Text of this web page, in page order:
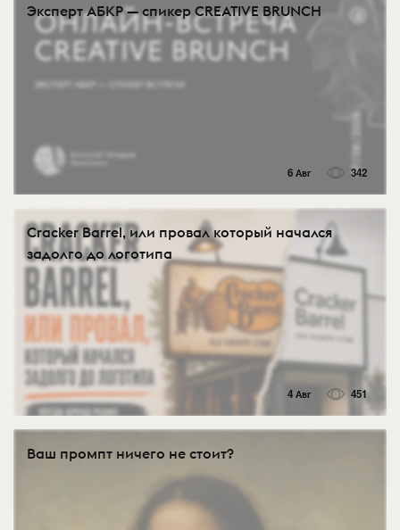
Эксперт АБКР — спикер CREATIVE BRUNCH
6 Авг 342
Cracker Barrel, или провал который начался
задолго до логотипа
4 Авг 451
Ваш промпт ничего не стоит?